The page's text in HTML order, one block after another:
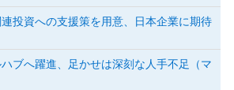
投資への支援策を用意、日本企業に期待
ブへ躍進、足かせは深刻な人手不足（マ